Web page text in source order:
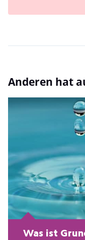
Anderen hat
Was ist